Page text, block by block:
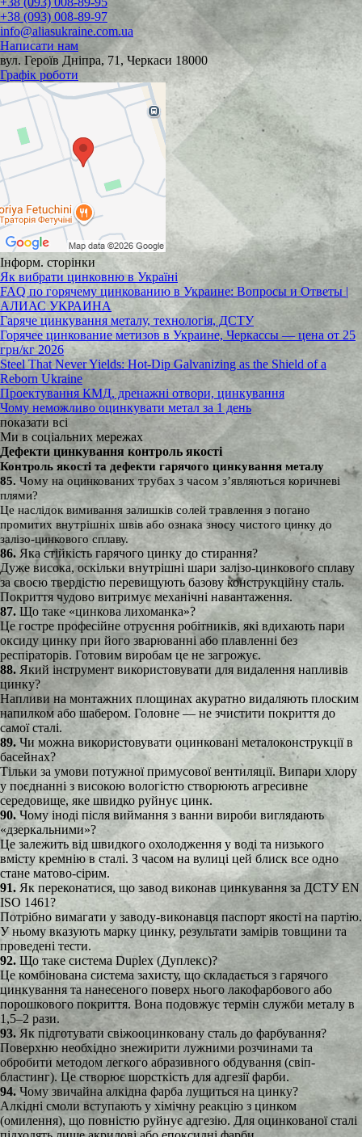
+38 (093) 008-89-97
info@aliasukraine.com.ua
Написати нам
вул. Героїв Дніпра, 71, Черкаси 18000
Графік роботи
Інформ. сторінки
Як вибрати цинковню в Україні
FAQ по горячему цинкованию в Украине: Вопросы и Ответы |
АЛИАС УКРАИНА
Гаряче цинкування металу, технологія, ДСТУ
Горячее цинкование метизов в Украине, Черкассы — цена от 25
грн/кг 2026
Steel That Never Yields: Hot-Dip Galvanizing as the Shield of a
Reborn Ukraine
Проектування КМД, дренажні отвори, цинкування
Чому неможливо оцинкувати метал за 1 день
показати всі
Ми в соціальних мережах
Дефекти цинкування контроль якості
Контроль якості та дефекти гарячого цинкування металу
85. Чому на оцинкованих трубах з часом з’являються коричневі
плями?
Це наслідок вимивання залишків солей травлення з погано
промитих внутрішніх швів або ознака зносу чистого цинку до
залізо-цинкового сплаву.
86. Яка стійкість гарячого цинку до стирання?
Дуже висока, оскільки внутрішні шари залізо-цинкового сплаву
за своєю твердістю перевищують базову конструкційну сталь.
Покриття чудово витримує механічні навантаження.
87. Що таке «цинкова лихоманка»?
Це гостре професійне отруєння робітників, які вдихають пари
оксиду цинку при його зварюванні або плавленні без
респіраторів. Готовим виробам це не загрожує.
88. Який інструмент використовувати для видалення напливів
цинку?
Напливи на монтажних площинах акуратно видаляють плоским
напилком або шабером. Головне — не зчистити покриття до
самої сталі.
89. Чи можна використовувати оцинковані металоконструкції в
басейнах?
Тільки за умови потужної примусової вентиляції. Випари хлору
у поєднанні з високою вологістю створюють агресивне
середовище, яке швидко руйнує цинк.
90. Чому іноді після виймання з ванни вироби виглядають
«дзеркальними»?
Це залежить від швидкого охолодження у воді та низького
вмісту кремнію в сталі. З часом на вулиці цей блиск все одно
стане матово-сірим.
91. Як переконатися, що завод виконав цинкування за ДСТУ EN
ISO 1461?
Потрібно вимагати у заводу-виконавця паспорт якості на партію.
У ньому вказують марку цинку, результати замірів товщини та
проведені тести.
92. Що таке система Duplex (Дуплекс)?
Це комбінована система захисту, що складається з гарячого
цинкування та нанесеного поверх нього лакофарбового або
порошкового покриття. Вона подовжує термін служби металу в
1,5–2 рази.
93.Як підготувати свіжооцинковану сталь до фарбування?
Поверхню необхідно знежирити лужними розчинами та
обробити методом легкого абразивного обдування (свіп-
бластинг). Це створює шорсткість для адгезії фарби.
94. Чому звичайна алкідна фарба лущиться на цинку?
Алкідні смоли вступають у хімічну реакцію з цинком
(омилення), що повністю руйнує адгезію. Для оцинкованої сталі